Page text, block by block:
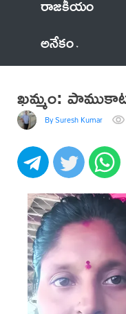
అనేకం
ఖమ్మం:
By Suresh Kumar